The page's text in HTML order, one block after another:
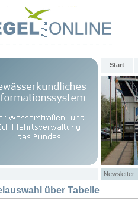
Start
Newsletter
über Tabelle